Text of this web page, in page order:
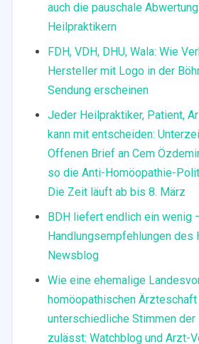
auch die pauschale
Heilpraktikern
FDH, VDH, DHU, Wala: Wie
Hersteller mit Logo in der
Sendung erscheinen
Jeder Heilpraktiker, Patient,
kann mit entscheiden:
Offenen Brief an Cem
so die Anti-Homöopathie-
Die Zeit läuft ab bis 8. März
BDH liefert endlich ein wenig
Handlungsempfehlungen des
Newsblog
Wie eine ehemalige
homöopathischen
unterschiedliche Stimmen der
zulässt: Watchblog und Arzt-